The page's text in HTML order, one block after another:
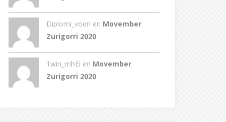
Diplomi_voen en Movember
Zurigorri 2020
1win_mhEi en Movember
Zurigorri 2020